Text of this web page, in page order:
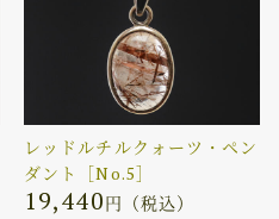
レッドルチルクォーツ・ペン
ダント［No.5］
19,440円（税込）